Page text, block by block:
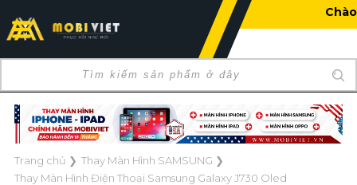
Chào mừng bạn đến với
Trang chủ ❯ Thay Màn Hình SAMSUNG ❯
Thay Màn Hình Điện Thoại Samsung Galaxy J730 Oled